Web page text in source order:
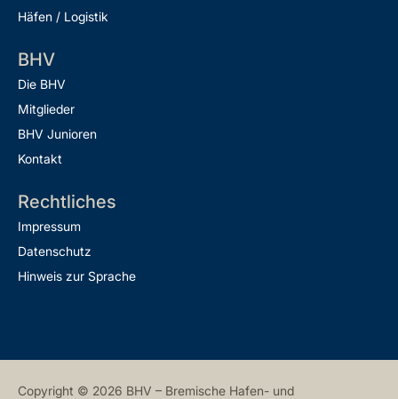
Häfen / Logistik
BHV
Die BHV
Mitglieder
BHV Junioren
Kontakt
Rechtliches
Impressum
Datenschutz
Hinweis zur Sprache
Copyright © 2026 BHV – Bremische Hafen- und